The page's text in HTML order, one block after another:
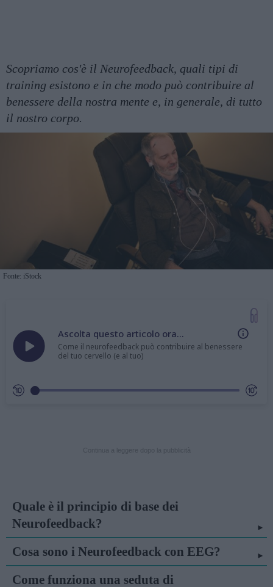
Scopriamo cos'è il Neurofeedback, quali tipi di
training esistono e in che modo può contribuire al
benessere della nostra mente e, in generale, di tutto
il nostro corpo.
Fonte: iStock
Ascolta questo articolo ora...
Come il neurofeedback può contribuire al benessere
del tuo cervello (e al tuo)
Quale è il principio di base dei
Neurofeedback?
Cosa sono i Neurofeedback con EEG?
Come funziona una seduta di